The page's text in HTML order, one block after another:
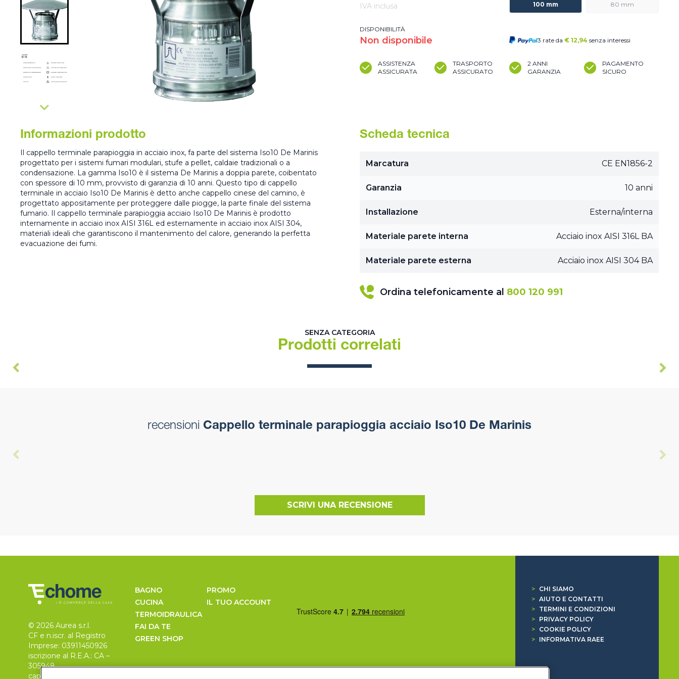
IVA inclusa
DISPONIBILITÀ
Non disponibile
100 mm 80 mm
3 rate da € 12,94 senza interessi
ASSISTENZA
ASSICURATA
TRASPORTO
ASSICURATO
2 ANNI
GARANZIA
PAGAMENTO
SICURO
Informazioni prodotto
Il cappello terminale parapioggia in acciaio inox, fa parte del sistema Iso10 De Marinis
progettato per i sistemi fumari modulari, stufe a pellet, caldaie tradizionali o a
condensazione. La gamma Iso10 è il sistema De Marinis a doppia parete, coibentato
con spessore di 10 mm, provvisto di garanzia di 10 anni. Questo tipo di cappello
terminale in acciaio Iso10 De Marinis è detto anche cappello cinese del camino, è
progettato appositamente per proteggere dalle piogge, la parte finale del sistema
fumario. Il cappello terminale parapioggia acciaio Iso10 De Marinis è prodotto
internamente in acciaio inox AISI 316L ed esternamente in acciaio inox AISI 304,
materiali ideali che garantiscono il mantenimento del calore, generando la perfetta
evacuazione dei fumi.
Scheda tecnica
Marcatura CE EN1856-2
Garanzia 10 anni
Installazione Esterna/interna
Materiale parete interna Acciaio inox AISI 316L BA
Materiale parete esterna Acciaio inox AISI 304 BA
Ordina telefonicamente al 800 120 991
SENZA CATEGORIA
Prodotti correlati
recensioni Cappello terminale parapioggia acciaio Iso10 De Marinis
SCRIVI UNA RECENSIONE
© 2026 Aurea s.r.l.
CF e n.iscr. al Registro
Imprese: 03911450926
iscrizione al R.E.A.: CA –
305948
capitale sociale 30.000
BAGNO
CUCINA
TERMOIDRAULICA
FAI DA TE
GREEN SHOP
PROMO
IL TUO ACCOUNT
>
CHI SIAMO
> AIUTO E CONTATTI
>
TERMINI E CONDIZIONI
>
PRIVACY POLICY
>
COOKIE POLICY
>
INFORMATIVA RAEE